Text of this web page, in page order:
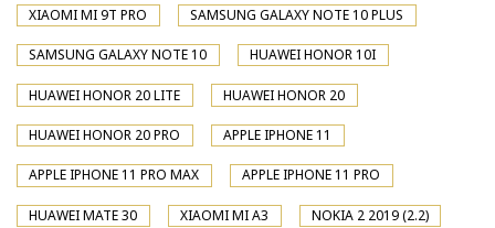
XIAOMI MI 9T PRO SAMSUNG GALAXY NOTE 10 PLUS
SAMSUNG GALAXY NOTE 10 HUAWEI HONOR 10I
HUAWEI HONOR 20 LITE HUAWEI HONOR 20
HUAWEI HONOR 20 PRO APPLE IPHONE 11
APPLE IPHONE 11 PRO MAX APPLE IPHONE 11 PRO
HUAWEI MATE 30 XIAOMI MI A3 NOKIA 2 2019 (2.2)